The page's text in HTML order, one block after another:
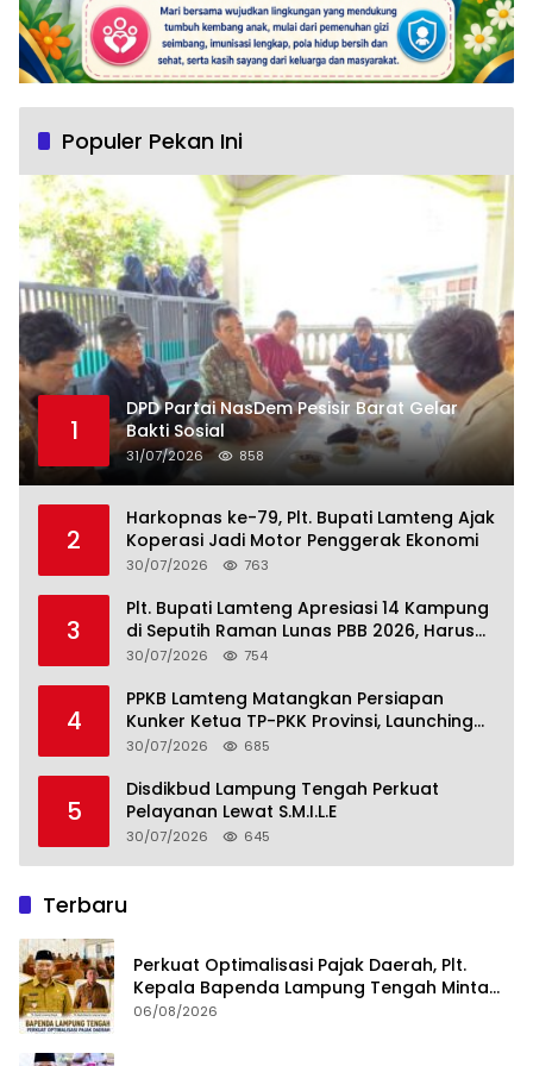
Populer Pekan Ini
1
DPD Partai NasDem Pesisir Barat Gelar
Bakti Sosial
31/07/2026 858
2
Harkopnas ke-79, Plt. Bupati Lamteng Ajak
Koperasi Jadi Motor Penggerak Ekonomi
30/07/2026 763
3
Plt. Bupati Lamteng Apresiasi 14 Kampung
di Seputih Raman Lunas PBB 2026, Harus
Jadi Contoh!
30/07/2026 754
4
PPKB Lamteng Matangkan Persiapan
Kunker Ketua TP-PKK Provinsi, Launching
Sekolah Lansia di 14 Kampung Jadi Fokus
30/07/2026 685
5
Disdikbud Lampung Tengah Perkuat
Pelayanan Lewat S.M.I.L.E
30/07/2026 645
Terbaru
Perkuat Optimalisasi Pajak Daerah, Plt.
Kepala Bapenda Lampung Tengah Minta
Seluruh Pengelola Tingkatkan Inovasi dan
06/08/2026